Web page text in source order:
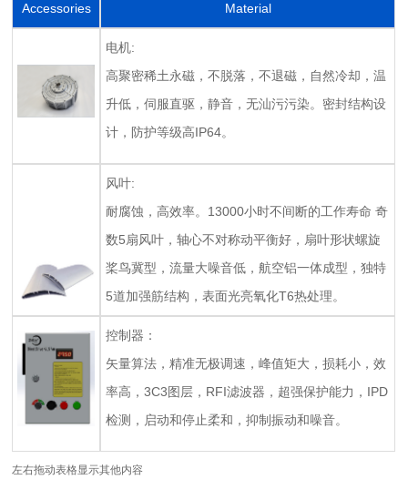
Accessories
Material
电机:
高聚密稀土永磁，不脱落，不退磁，自然冷却，温
升低，伺服直驱，静音，无汕污污染。密封结构设
计，防护等级高IP64。
风叶:
耐腐蚀，高效率。13000小时不间断的工作寿命 奇
数5扇风叶，轴心不对称动平衡好，扇叶形状螺旋
桨鸟冀型，流量大噪音低，航空铝一体成型，独特
5道加强筋结构，表面光亮氧化T6热处理。
控制器：
矢量算法，精准无极调速，峰值矩大，损耗小，效
率高，3C3图层，RFI滤波器，超强保护能力，IPD
检测，启动和停止柔和，抑制振动和噪音。
左右拖动表格显示其他内容